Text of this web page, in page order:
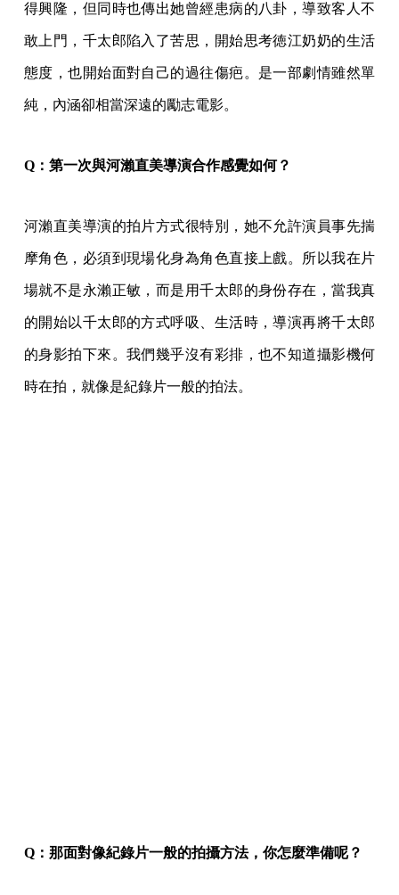
得興隆，但同時也傳出她曾經患病的八卦，導致客人不
敢上門，千太郎陷入了苦思，開始思考徳江奶奶的生活
態度，也開始面對自己的過往傷疤。是一部劇情雖然單
純，內涵卻相當深遠的勵志電影。
Q ：第一次與河瀨直美導演合作感覺如何？
河瀨直美導演的拍片方式很特別，她不允許演員事先揣
摩角色，必須到現場化身為角色直接上戲。所以我在片
場就不是永瀨正敏，而是用千太郎的身份存在，當我真
的開始以千太郎的方式呼吸、生活時，導演再將千太郎
的身影拍下來。我們幾乎沒有彩排，也不知道攝影機何
時在拍，就像是紀錄片一般的拍法。
Q ：那面對像紀錄片一般的拍攝方法，你怎麼準備呢？